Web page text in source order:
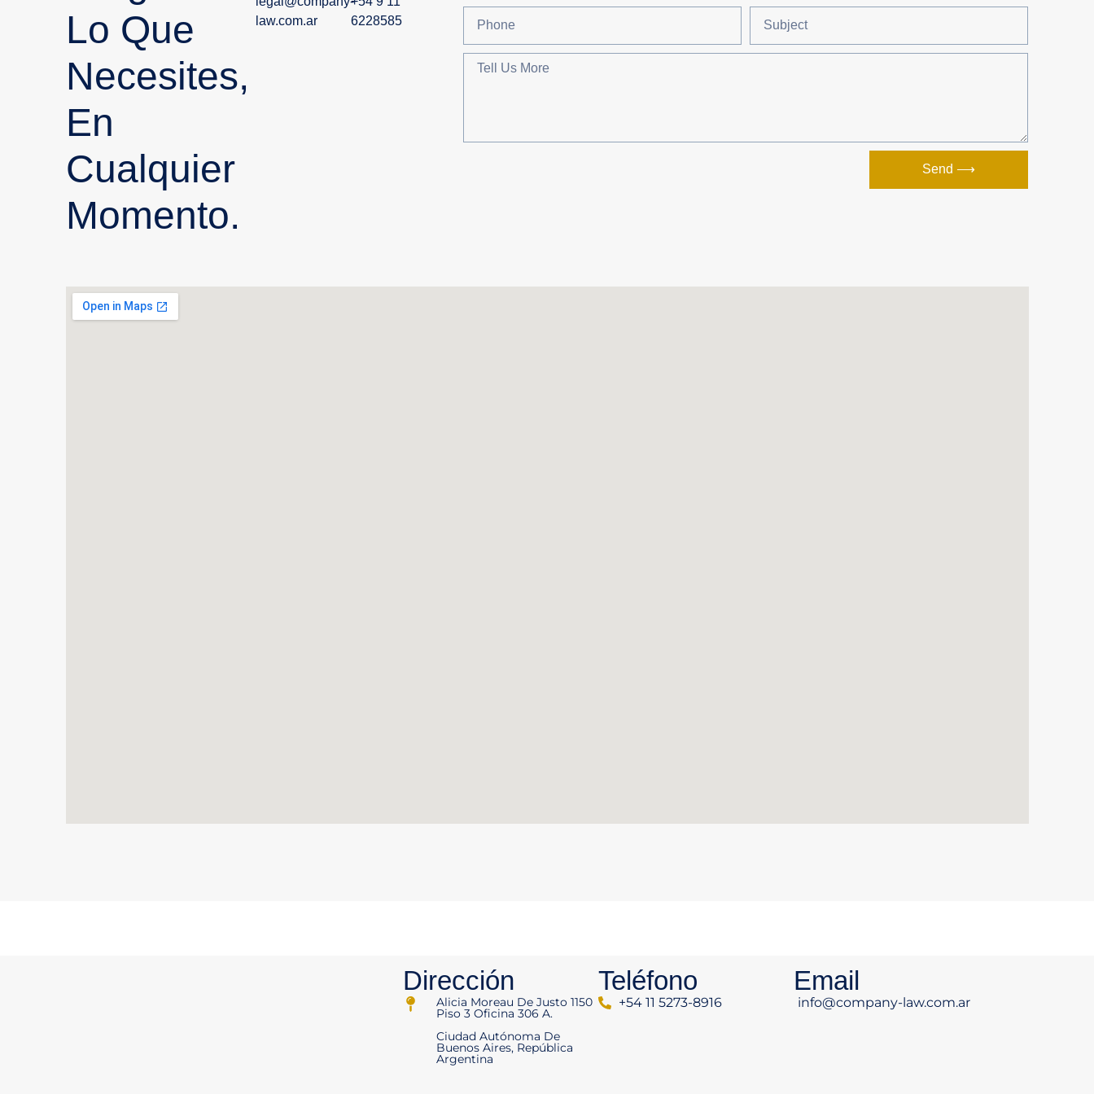
Lo Que
Necesites,
En
Cualquier
Momento.
law.com.ar
6228585
Send ⟶
Dirección
Alicia Moreau De Justo 1150
Piso 3 Oficina 306 A.
Ciudad Autónoma De
Buenos Aires, República
Argentina
Teléfono
+54 11 5273-8916
Email
info@company-law.com.ar